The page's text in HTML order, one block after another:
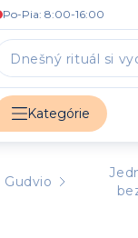
Po-Pia: 8:00-16:00
Kategórie
Gudvio